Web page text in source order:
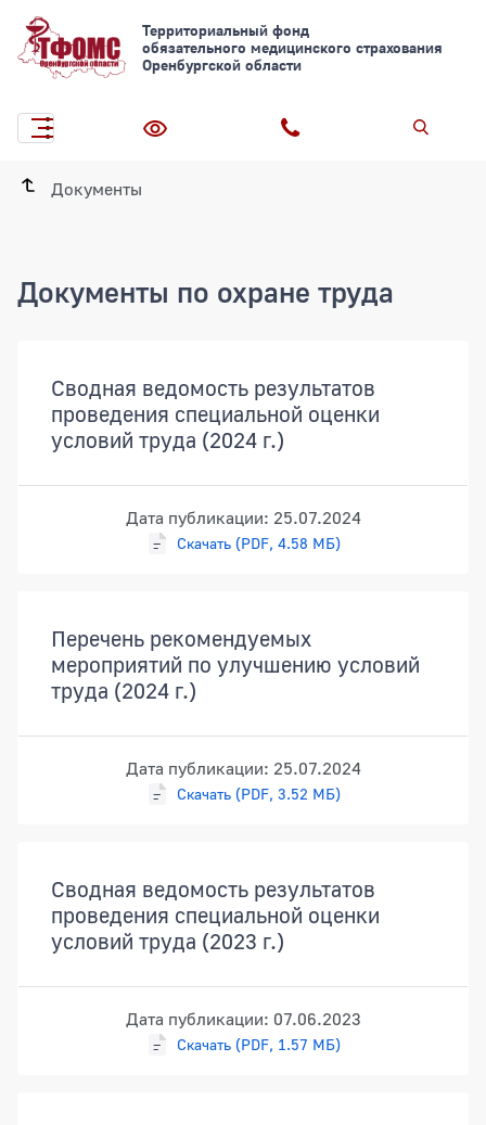
Территориальный фонд
обязательного медицинского страхования
Оренбургской области
Документы
Документы по охране труда
Сводная ведомость результатов
проведения специальной оценки
условий труда (2024 г.)
Дата публикации: 25.07.2024
Скачать (PDF, 4.58 МБ)
Перечень рекомендуемых
мероприятий по улучшению условий
труда (2024 г.)
Дата публикации: 25.07.2024
Скачать (PDF, 3.52 МБ)
Сводная ведомость результатов
проведения специальной оценки
условий труда (2023 г.)
Дата публикации: 07.06.2023
Скачать (PDF, 1.57 МБ)